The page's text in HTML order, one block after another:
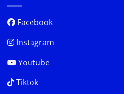
Facebook
Instagram
Youtube
Tiktok